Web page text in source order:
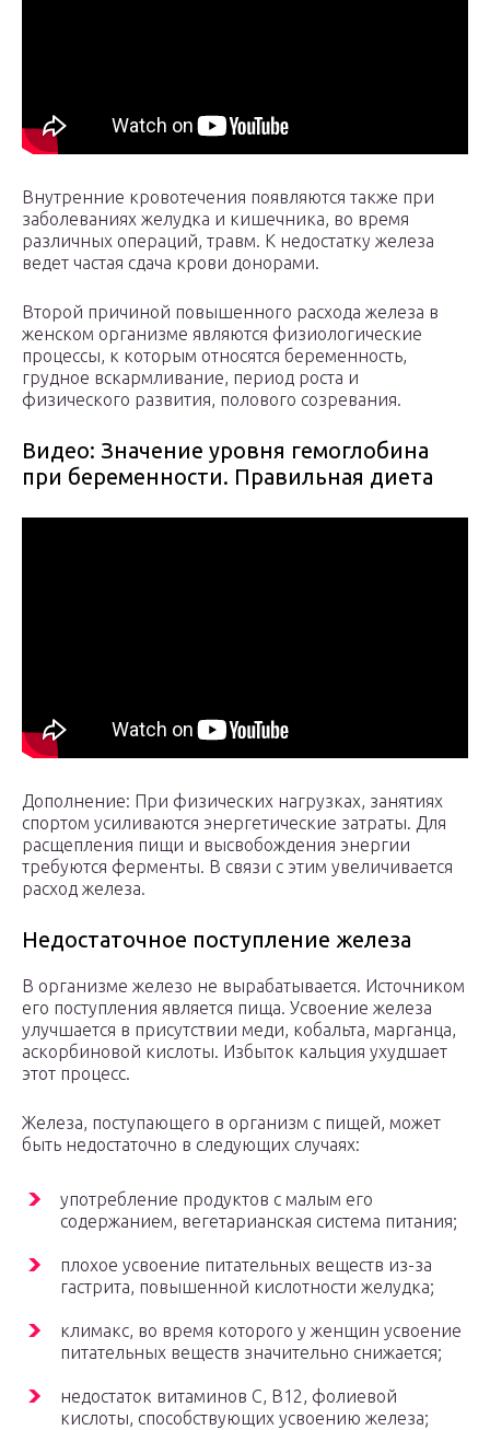
Внутренние кровотечения появляются также при
заболеваниях желудка и кишечника, во время
различных операций, травм. К недостатку железа
ведет частая сдача крови донорами.
Второй причиной повышенного расхода железа в
женском организме являются физиологические
процессы, к которым относятся беременность,
грудное вскармливание, период роста и
физического развития, полового созревания.
Видео: Значение уровня гемоглобина
при беременности. Правильная диета
Дополнение: При физических нагрузках, занятиях
спортом усиливаются энергетические затраты. Для
расщепления пищи и высвобождения энергии
требуются ферменты. В связи с этим увеличивается
расход железа.
Недостаточное поступление железа
В организме железо не вырабатывается. Источником
его поступления является пища. Усвоение железа
улучшается в присутствии меди, кобальта, марганца,
аскорбиновой кислоты. Избыток кальция ухудшает
этот процесс.
Железа, поступающего в организм с пищей, может
быть недостаточно в следующих случаях:
употребление продуктов с малым его
содержанием, вегетарианская система питания;
плохое усвоение питательных веществ из-за
гастрита, повышенной кислотности желудка;
климакс, во время которого у женщин усвоение
питательных веществ значительно снижается;
недостаток витаминов С, В12, фолиевой
кислоты, способствующих усвоению железа;